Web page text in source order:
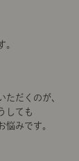
。
ただくのが、
しても
悩みです。